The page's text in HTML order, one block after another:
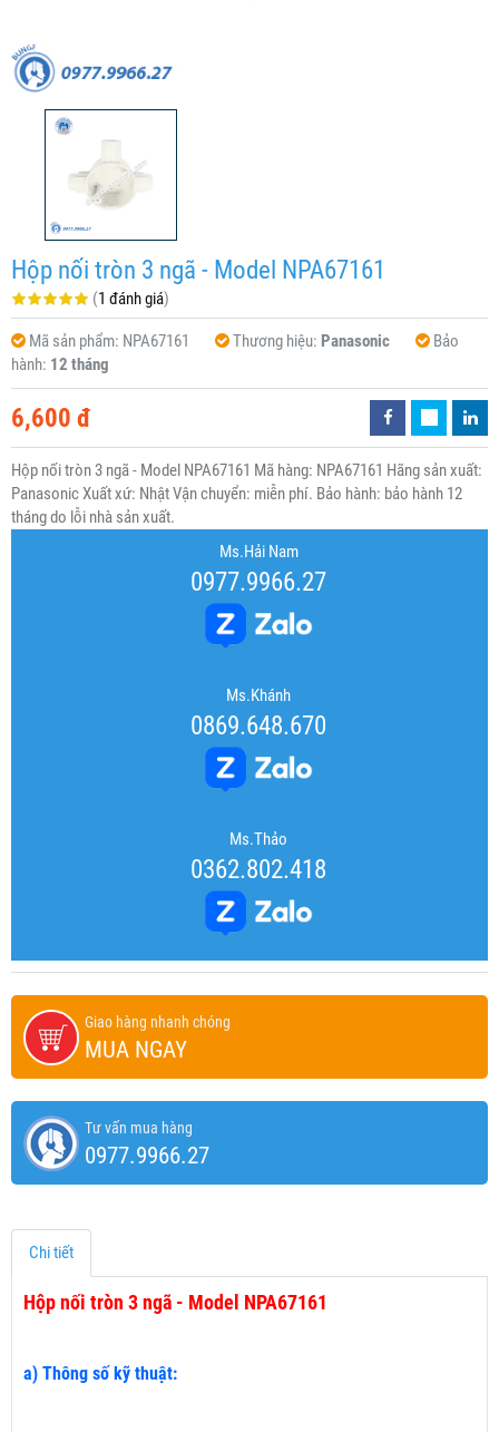
Hộp nối tròn 3 ngã - Model NPA67161
(1 đánh giá)
Mã sản phẩm: NPA67161 Thương hiệu: Panasonic
Bảo
hành: 12 tháng
6,600 đ
Hộp nối tròn 3 ngã - Model NPA67161 Mã hàng: NPA67161 Hãng sản xuất:
Panasonic Xuất xứ: Nhật Vận chuyển: miễn phí. Bảo hành: bảo hành 12
tháng do lỗi nhà sản xuất.
Ms.Hải Nam
0977.9966.27
Ms.Khánh
0869.648.670
Ms.Thảo
0362.802.418
Giao hàng nhanh chóng
MUA NGAY
Tư vấn mua hàng
0977.9966.27
Chi tiết
Hộp nối tròn 3 ngã - Model NPA67161
a) Thông số kỹ thuật: